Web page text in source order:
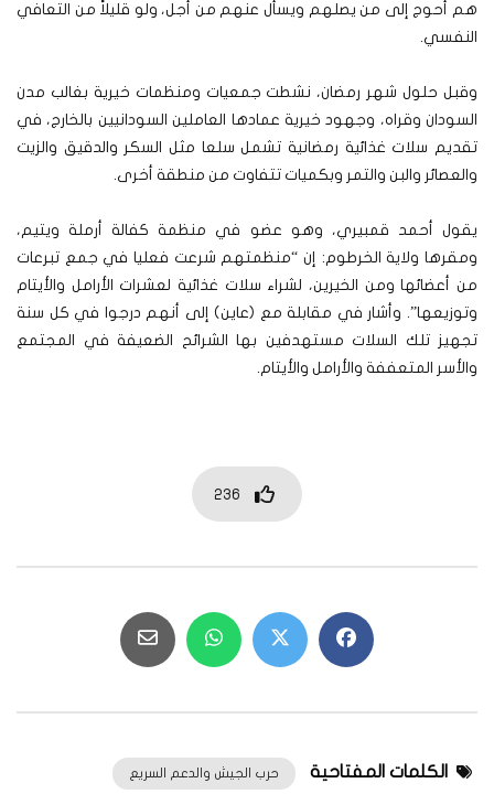
هم أحوج إلى من يصلهم ويسأل عنهم من أجل، ولو قليلاً من التعافي
النفسي.
وقبل حلول شهر رمضان، نشطت جمعيات ومنظمات خيرية بغالب مدن
السودان وقراه، وجهود خيرية عمادها العاملين السودانيين بالخارج، في
تقديم سلات غذائية رمضانية تشمل سلعا مثل السكر والدقيق والزيت
والعصائر والبن والتمر وبكميات تتفاوت من منطقة أخرى.
يقول أحمد قمبيري، وهو عضو في منظمة كفالة أرملة ويتيم،
ومقرها ولاية الخرطوم: إن “منظمتهم شرعت فعليا في جمع تبرعات
من أعضائها ومن الخيرين، لشراء سلات غذائية لعشرات الأرامل والأيتام
وتوزيعها”. وأشار في مقابلة مع (عاين) إلى أنهم درجوا في كل سنة
تجهيز تلك السلات مستهدفين بها الشرائح الضعيفة في المجتمع
والأسر المتعففة والأرامل والأيتام.
236
الكلمات المفتاحية حرب الجيش والدعم السريع